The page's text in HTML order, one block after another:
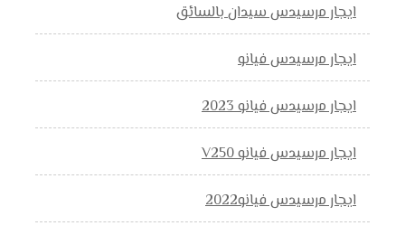
ايجار مرسيدس سيدان بالسائق
ايجار مرسيدس فيانو
ايجار مرسيدس فيانو 2023
ايجار مرسيدس فيانو V250
ايجار مرسيدس فيانو2022